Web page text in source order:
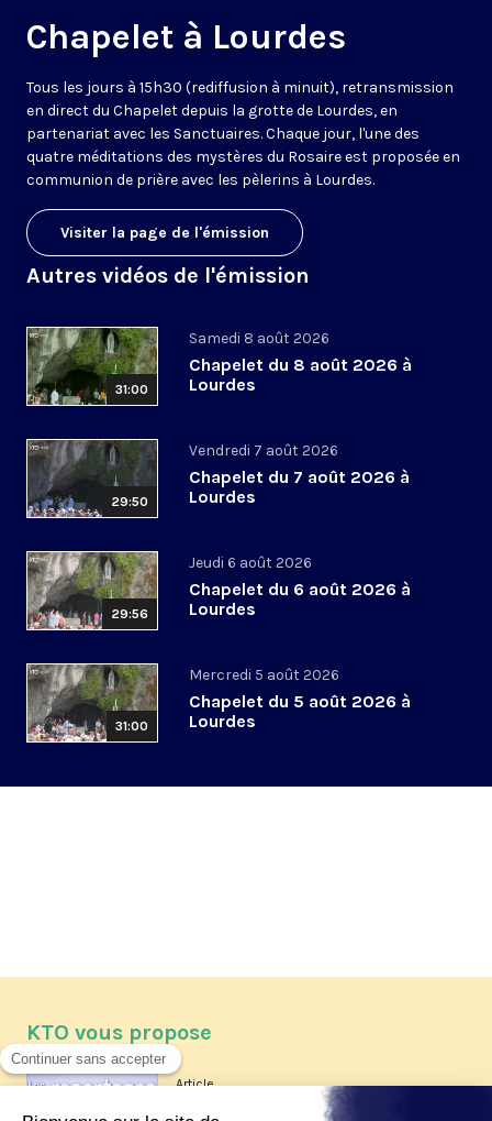
Chapelet à Lourdes
Tous les jours à 15h30 (rediffusion à minuit), retransmission
en direct du Chapelet depuis la grotte de Lourdes, en
partenariat avec les Sanctuaires. Chaque jour, l'une des
quatre méditations des mystères du Rosaire est proposée en
communion de prière avec les pèlerins à Lourdes.
Visiter la page de l'émission
Autres vidéos de l'émission
31:00
Samedi 8 août 2026
Chapelet du 8 août 2026 à
Lourdes
29:50
Vendredi 7 août 2026
Chapelet du 7 août 2026 à
Lourdes
29:56
Jeudi 6 août 2026
Chapelet du 6 août 2026 à
Lourdes
31:00
Mercredi 5 août 2026
Chapelet du 5 août 2026 à
Lourdes
KTO vous propose
Article
Les reportages d'été 2026 de KTO